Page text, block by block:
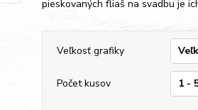
pieskovaných fliaš na svadbu je
Veľkosť grafiky
Počet kusov